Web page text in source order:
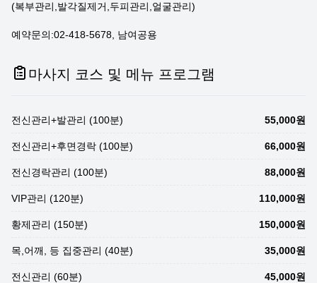
(복부관리,발각질제거,두피관리,얼굴관리)
예약문의:02-418-5678, 남여공용
마사지 코스 및 메뉴 프로그램
전신관리+발관리 (100분) 55,000원
전신관리+후면경락 (100분) 66,000원
전신경락관리 (100분) 88,000원
VIP관리 (120분) 110,000원
황제관리 (150분) 150,000원
목,어깨, 등 집중관리 (40분) 35,000원
전신관리 (60분) 45,000원